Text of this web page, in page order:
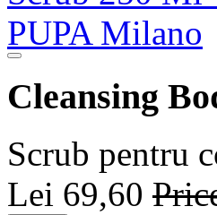
Cleansing
Scrub pentru
Lei 69,60